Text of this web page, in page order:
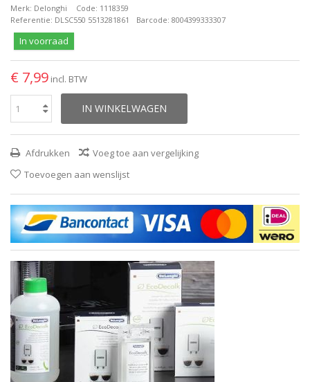
Merk: Delonghi Code: 1118359
Referentie: DLSC550 5513281861 Barcode: 8004399333307
In voorraad
€ 7,99 incl. BTW
IN WINKELWAGEN
Afdrukken
Voeg toe aan vergelijking
Toevoegen aan wenslijst